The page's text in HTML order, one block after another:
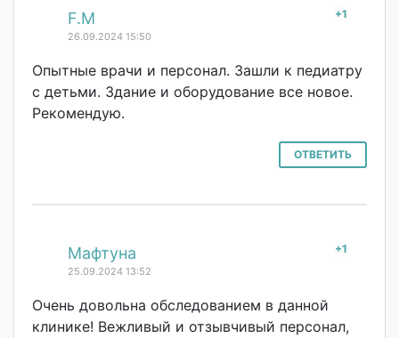
+1
F.M
26.09.2024 15:50
Опытные врачи и персонал. Зашли к педиатру
с детьми. Здание и оборудование все новое.
Рекомендую.
ОТВЕТИТЬ
+1
Мафтуна
25.09.2024 13:52
Очень довольна обследованием в данной
клинике! Вежливый и отзывчивый персонал,